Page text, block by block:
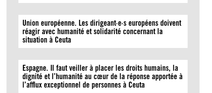
Union européenne. Les dirigeant·e·s européens doivent
réagir avec humanité et solidarité concernant la
situation à Ceuta
Espagne. Il faut veiller à placer les droits humains, la
dignité et l’humanité au cœur de la réponse apportée à
l’afflux exceptionnel de personnes à Ceuta